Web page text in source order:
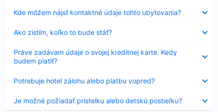
Kde môžem nájsť kontaktné údaje tohto ubytovania?
sa
Ako zistím, koľko to bude stáť?
sa
Práve zadávam údaje o svojej kreditnej karte. Kedy
budem platiť?
sa
Potrebuje hotel zálohu alebo platbu vopred?
sa
Je možné požiadať prístelku alebo detskú postieľku?
sa